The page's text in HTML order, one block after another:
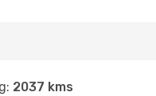
2037 kms